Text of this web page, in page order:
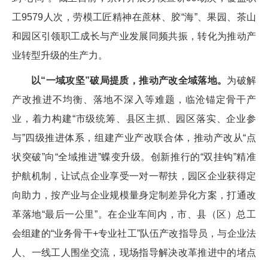
工9579人次，劳模工匠精神在蔗林、胶“海”、果园、茶山
和园区引领职工成长与产业发展同频共振，转化为推动产
业转型升级的生产力。
以“一域攻坚”破局提质，推动产改全域落地。 为破解
产改推进不均衡、落地不深入等难题，临沧锚定骨干产
业，着力构建“市级统筹、县区主抓、园区落实、企业参
与”四级推进体系，组建产业产改联合体，推动产改从“点
状突破”向“全域推进”蝶变升级。创新推行的“双挂钩”精准
护航机制，让试点企业享受一对一帮扶，园区企业获得定
向助力，按产业与企业规模量身定制差异化方案，打通改
革落地“最后一公里”。在企业车间内，市、县（区）总工
会组建的“业务骨干+专业社工”队伍产改指导员，与企业法
人、一线工人围坐交流，现场指导解决改革推进中的堵点